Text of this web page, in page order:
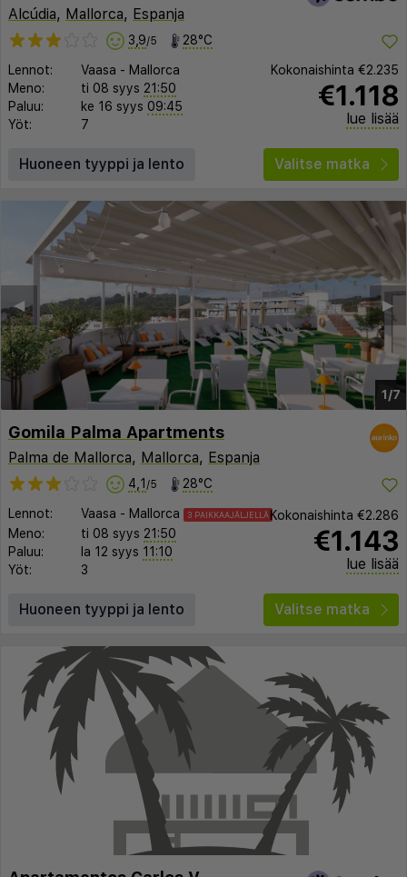
Alcúdia, Mallorca, Espanja
3,9/5 28°C
Lennot: Vaasa - Mallorca
Meno:
ti 08 syys 21:50
Paluu:
ke 16 syys 09:45
Yöt:
7
Kokonaishinta €2.235
€1.118
lue lisää
Huoneen tyyppi ja lento Valitse matka
1/7
▶︎
◀︎
Gomila Palma Apartments
Palma de Mallorca, Mallorca, Espanja
4,1 /5 28°C
Lennot: Vaasa - Mallorca 3 PAIKKAAJÄLJELLÄ
Meno: ti 08 syys 21:50
Paluu:
la 12 syys 11:10
Yöt:
3
Kokonaishinta €2.286
€1.143
lue lisää
Huoneen tyyppi ja lento Valitse matka